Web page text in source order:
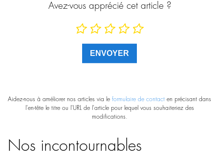
Avez-vous apprécié cet article ?
Aidez-nous à améliorer nos articles via le formulaire de contact en précisant dans
l'en-tête le titre ou l'URL de l'article pour lequel vous souhaiteriez des
modifications.
Nos incontournables